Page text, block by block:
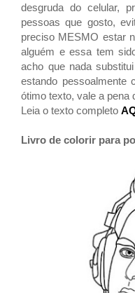
desgruda do celular,
pessoas que gosto,
preciso MESMO estar
alguém e essa tem
acho que nada
estando pessoalmente
ótimo texto, vale a pena
Leia o texto completo
Livro de colorir para